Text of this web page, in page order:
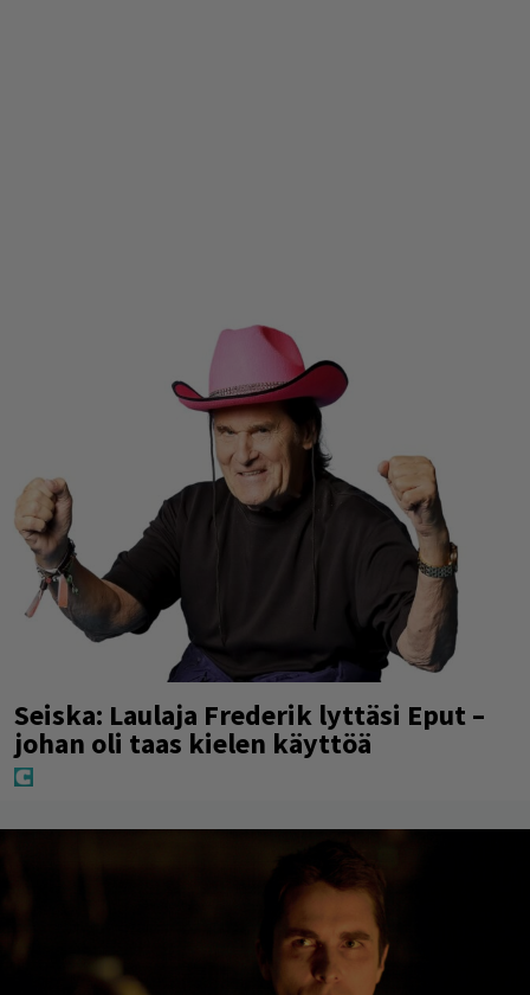
Seiska: Laulaja Frederik lyttäsi Eput –
johan oli taas kielen käyttöä